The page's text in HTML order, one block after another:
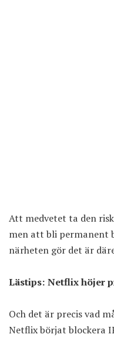
Att medvetet ta den
men att bli permanent
närheten gör det är
Lästips: Netflix höjer
Och det är precis vad
Netflix börjat blockera